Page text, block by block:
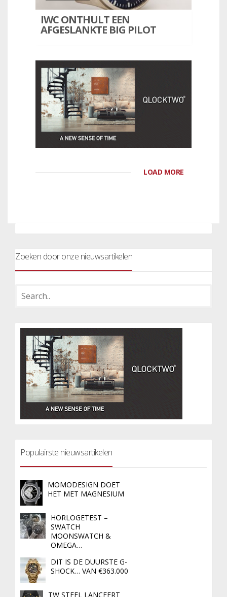
IWC ONTHULT EEN
AFGESLANKTE BIG PILOT
LOAD MORE
Zoeken door onze nieuwsartikelen
Populairste nieuwsartikelen
MOMODESIGN DOET
HET MET MAGNESIUM
HORLOGETEST –
SWATCH
MOONSWATCH &
OMEGA…
DIT IS DE DUURSTE G-
SHOCK… VAN €363.000
TW STEEL LANCEERT